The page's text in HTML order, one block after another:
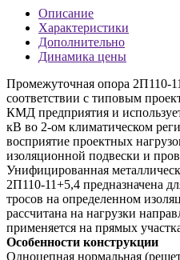
Описание
Характеристики
Дополнительно
Динамика цены
Промежуточная опора 2П110-
соответствии с типовым
КМД предприятия и
кВ во 2-ом климатическом
восприятие проектных
изоляционной подвески и
Унифицированная
2П110-11+5,4 предназначена
тросов на определенном
рассчитана на нагрузки
применяется на прямых
Особенности конструкции
Одноцепная нормальная